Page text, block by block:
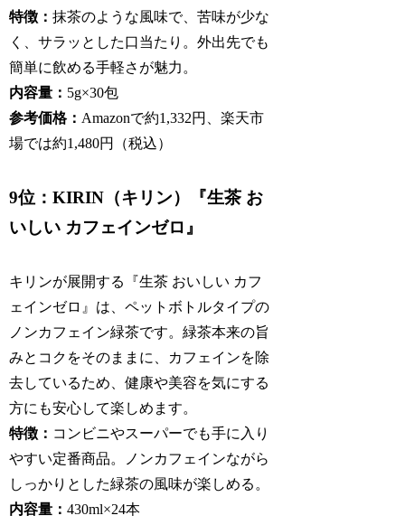
特徴：抹茶のような風味で、苦味が少な
く、サラッとした口当たり。外出先でも
簡単に飲める手軽さが魅力。
内容量： 5g×30包
参考価格： Amazonで約1,332円、楽天市
場では約1,480円（税込）
9位：KIRIN（キリン）『生茶 お
いしい カフェインゼロ』
キリンが展開する『生茶 おいしい カフ
ェインゼロ』は、ペットボトルタイプの
ノンカフェイン緑茶です。緑茶本来の旨
みとコクをそのままに、カフェインを除
去しているため、健康や美容を気にする
方にも安心して楽しめます。
特徴： コンビニやスーパーでも手に入り
やすい定番商品。ノンカフェインながら
しっかりとした緑茶の風味が楽しめる。
内容量：430ml×24本